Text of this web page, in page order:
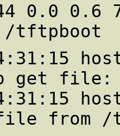
0.0 0.6
get